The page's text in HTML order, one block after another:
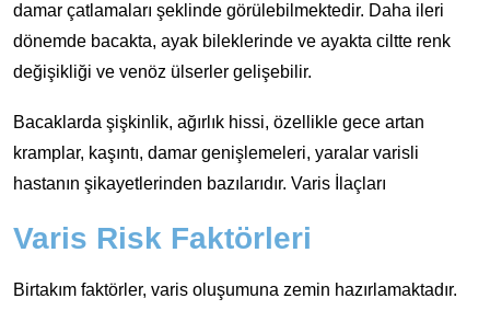
damar çatlamaları şeklinde görülebilmektedir. Daha ileri
dönemde bacakta, ayak bileklerinde ve ayakta ciltte renk
değişikliği ve venöz ülserler gelişebilir.
Bacaklarda şişkinlik, ağırlık hissi, özellikle gece artan
kramplar, kaşıntı, damar genişlemeleri, yaralar varisli
hastanın şikayetlerinden bazılarıdır. Varis İlaçları
Varis Risk Faktörleri
Birtakım faktörler, varis oluşumuna zemin hazırlamaktadır.